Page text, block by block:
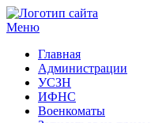
Меню
Главная
Администрации
УСЗН
ИФНС
Военкоматы